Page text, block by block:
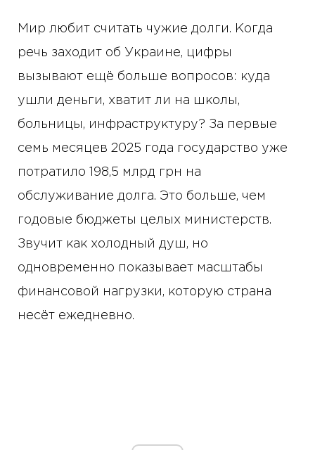
Мир любит считать чужие долги. Когда
речь заходит об Украине, цифры
вызывают ещё больше вопросов: куда
ушли деньги, хватит ли на школы,
больницы, инфраструктуру? За первые
семь месяцев 2025 года государство уже
потратило 198,5 млрд грн на
обслуживание долга. Это больше, чем
годовые бюджеты целых министерств.
Звучит как холодный душ, но
одновременно показывает масштабы
финансовой нагрузки, которую страна
несёт ежедневно.